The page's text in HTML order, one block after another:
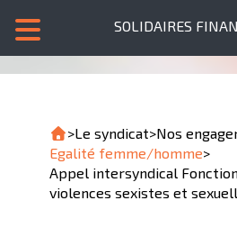
SOLIDAIRES
>Le syndicat>Nos
Egalité femme/homme>
Appel intersyndical
violences sexistes et